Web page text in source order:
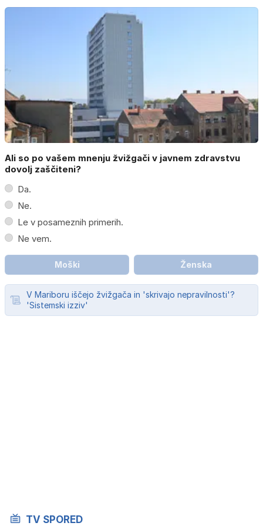
Ali so po vašem mnenju žvižgači v javnem zdravstvu
dovolj zaščiteni?
Da.
Ne.
Le v posameznih primerih.
Ne vem.
Moški Ženska
V Mariboru iščejo žvižgača in 'skrivajo nepravilnosti'?
'Sistemski izziv'
TV SPORED